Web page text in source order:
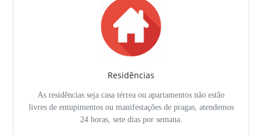
Residências
As residências seja casa térrea ou apartamentos não estão
livres de entupimentos ou manifestações de pragas, atendemos
24 horas, sete dias por semana.